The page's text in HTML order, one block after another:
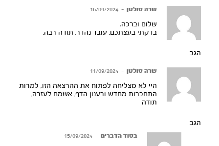
שרה סולטן –
16/09/2024
שלום וברכה,
בדקתי בעצתכם. עובד נהדר. תודה רבה.
הגב
שרה סולטן –
11/09/2024
היי לא מצליחה לפתוח את ההרצאה הזו, למרות
התחברות מחדש ורענון הדף. אשמח לעזרה.
תודה
הגב
בסוד הדברים –
15/09/2024